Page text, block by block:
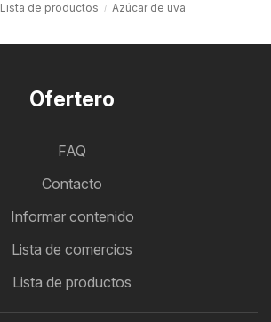
Lista de productos Azúcar de uva
Ofertero
FAQ
Contacto
Informar contenido
Lista de comercios
Lista de productos